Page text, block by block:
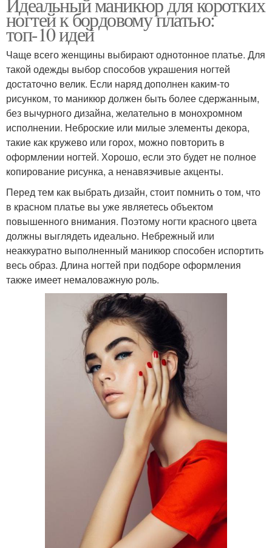
ногтей к бордовому платью:
топ-10 идей
Чаще всего женщины выбирают однотонное платье. Для
такой одежды выбор способов украшения ногтей
достаточно велик. Если наряд дополнен каким-то
рисунком, то маникюр должен быть более сдержанным,
без вычурного дизайна, желательно в монохромном
исполнении. Неброские или милые элементы декора,
такие как кружево или горох, можно повторить в
оформлении ногтей. Хорошо, если это будет не полное
копирование рисунка, а ненавязчивые акценты.
Перед тем как выбрать дизайн, стоит помнить о том, что
в красном платье вы уже являетесь объектом
повышенного внимания. Поэтому ногти красного цвета
должны выглядеть идеально. Небрежный или
неаккуратно выполненный маникюр способен испортить
весь образ. Длина ногтей при подборе оформления
также имеет немаловажную роль.